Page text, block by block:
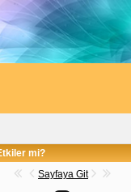
mi?
Sayfaya Git